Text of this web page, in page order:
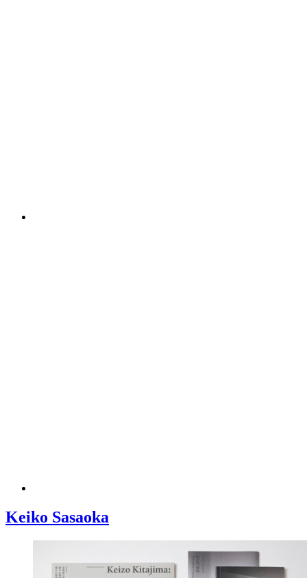
Keiko Sasaoka